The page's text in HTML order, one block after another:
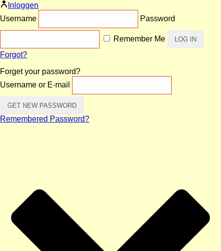
Inloggen
Username
Password
Remember Me
Forgot?
Forget your password?
Username or E-mail
Remembered Password?